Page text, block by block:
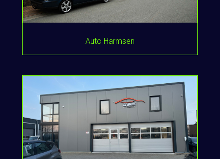
Auto Harmsen